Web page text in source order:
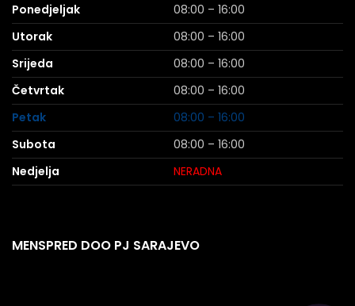
Ponedjeljak
08:00 – 16:00
Utorak
08:00 – 16:00
Srijeda
08:00 – 16:00
Četvrtak
08:00 – 16:00
Petak
08:00 – 16:00
Subota
08:00 – 16:00
Nedjelja
NERADNA
MENSPRED DOO PJ SARAJEVO